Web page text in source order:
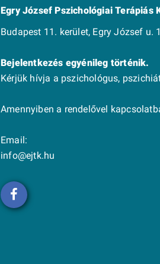
Egry József Pszichológiai Terápiás
Budapest 11. kerület, Egry József u.
Bejelentkezés egyénileg történik.
Kérjük hívja a pszichológus,
Amennyiben a rendelővel
Email:
info@ejtk.hu